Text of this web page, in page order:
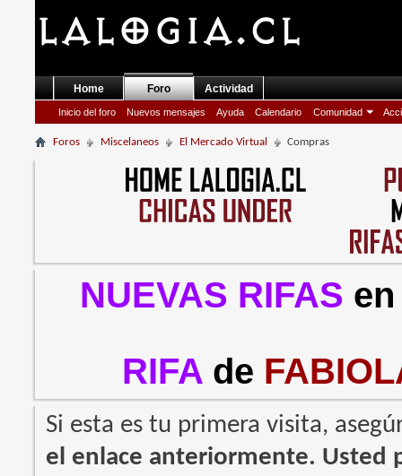
Home Foro
Inicio del foro Nuevos mensajes Ayuda Calendario Comunidad
Actividad
Foros Miscelaneos El Mercado Virtual Compras
NUEVAS RIFAS en
RIFA de
Si esta es tu primera visita,
el enlace anteriormente. Usted